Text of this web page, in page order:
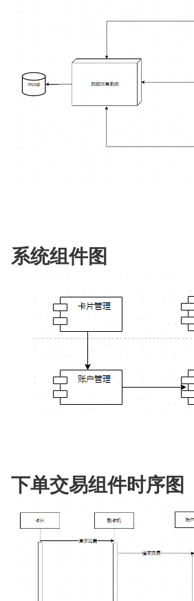
系统组件图
下单交易组件时序图